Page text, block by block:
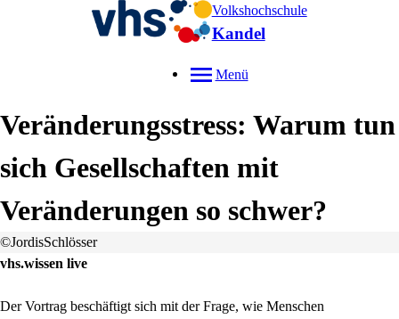
Volkshochschule
Kandel
Menü
Veränderungsstress: Warum tun
sich Gesellschaften mit
Veränderungen so schwer?
©JordisSchlösser
vhs.wissen live
Der Vortrag beschäftigt sich mit der Frage, wie Menschen